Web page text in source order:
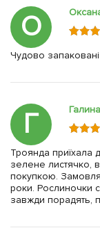
О
Чудово
Г
Троянда приїхала
зелене листячко,
покупкою.
роки. Рослиночки
завжди порадять,